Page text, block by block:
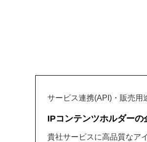
サービス連携(API)・販売用
IPコンテンツホルダーの
貴社サービスに高品質なア